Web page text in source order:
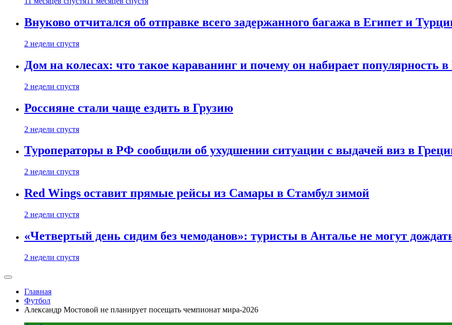
Внуково отчитался об отправке всего задержанного багажа в Египет и
2 недели спустя
Дом на колесах: что такое караванинг и почему он набирает популярность в
2 недели спустя
Россияне стали чаще ездить в Грузию
2 недели спустя
Туроператоры в РФ сообщили об ухудшении ситуации с выдачей виз в
2 недели спустя
Red Wings оставит прямые рейсы из Самары в Стамбул зимой
2 недели спустя
«Четвертый день сидим без чемоданов»: туристы в Анталье не могут
2 недели спустя
Главная
Футбол
Александр Мостовой не планирует посещать чемпионат мира-2026